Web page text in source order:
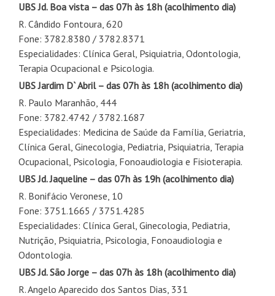
UBS Jd. Boa vista – das 07h às 18h (acolhimento dia)
R. Cândido Fontoura, 620
Fone: 3782.8380 / 3782.8371
Especialidades: Clínica Geral, Psiquiatria, Odontologia,
Terapia Ocupacional e Psicologia.
UBS Jardim D` Abril – das 07h às 18h (acolhimento dia)
R. Paulo Maranhão, 444
Fone: 3782.4742 / 3782.1687
Especialidades: Medicina de Saúde da Família, Geriatria,
Clínica Geral, Ginecologia, Pediatria, Psiquiatria, Terapia
Ocupacional, Psicologia, Fonoaudiologia e Fisioterapia.
UBS Jd. Jaqueline – das 07h às 19h (acolhimento dia)
R. Bonifácio Veronese, 10
Fone: 3751.1665 / 3751.4285
Especialidades: Clínica Geral, Ginecologia, Pediatria,
Nutrição, Psiquiatria, Psicologia, Fonoaudiologia e
Odontologia.
UBS Jd. São Jorge – das 07h às 18h (acolhimento dia)
R. Angelo Aparecido dos Santos Dias, 331